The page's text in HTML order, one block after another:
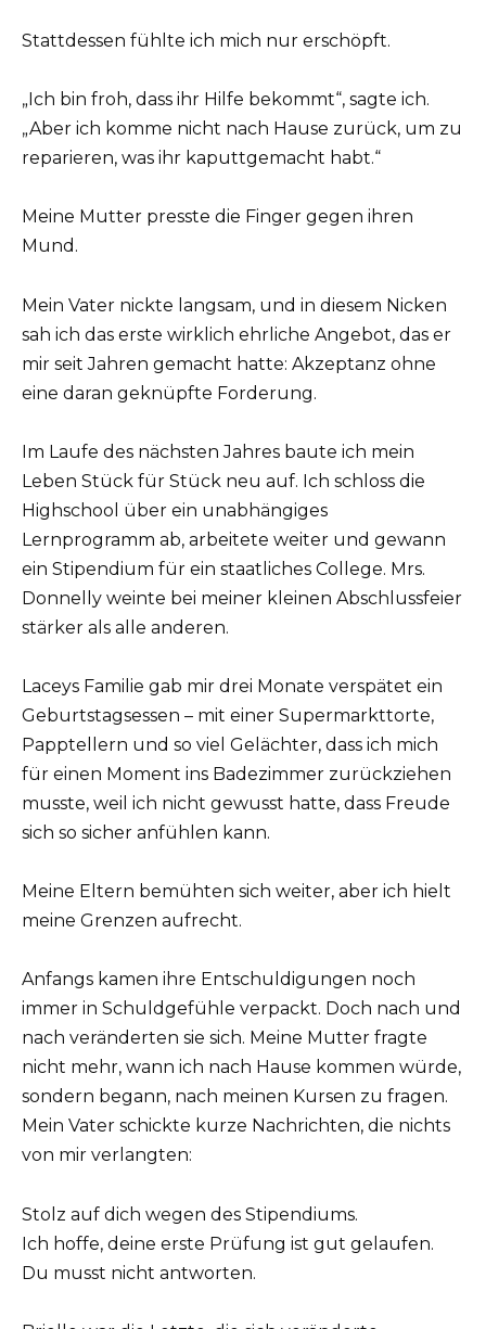
Stattdessen fühlte ich mich nur erschöpft.
„Ich bin froh, dass ihr Hilfe bekommt“, sagte ich.
„Aber ich komme nicht nach Hause zurück, um zu
reparieren, was ihr kaputtgemacht habt.“
Meine Mutter presste die Finger gegen ihren
Mund.
Mein Vater nickte langsam, und in diesem Nicken
sah ich das erste wirklich ehrliche Angebot, das er
mir seit Jahren gemacht hatte: Akzeptanz ohne
eine daran geknüpfte Forderung.
Im Laufe des nächsten Jahres baute ich mein
Leben Stück für Stück neu auf. Ich schloss die
Highschool über ein unabhängiges
Lernprogramm ab, arbeitete weiter und gewann
ein Stipendium für ein staatliches College. Mrs.
Donnelly weinte bei meiner kleinen Abschlussfeier
stärker als alle anderen.
Laceys Familie gab mir drei Monate verspätet ein
Geburtstagsessen – mit einer Supermarkttorte,
Papptellern und so viel Gelächter, dass ich mich
für einen Moment ins Badezimmer zurückziehen
musste, weil ich nicht gewusst hatte, dass Freude
sich so sicher anfühlen kann.
Meine Eltern bemühten sich weiter, aber ich hielt
meine Grenzen aufrecht.
Anfangs kamen ihre Entschuldigungen noch
immer in Schuldgefühle verpackt. Doch nach und
nach veränderten sie sich. Meine Mutter fragte
nicht mehr, wann ich nach Hause kommen würde,
sondern begann, nach meinen Kursen zu fragen.
Mein Vater schickte kurze Nachrichten, die nichts
von mir verlangten:
Stolz auf dich wegen des Stipendiums.
Ich hoffe, deine erste Prüfung ist gut gelaufen.
Du musst nicht antworten.